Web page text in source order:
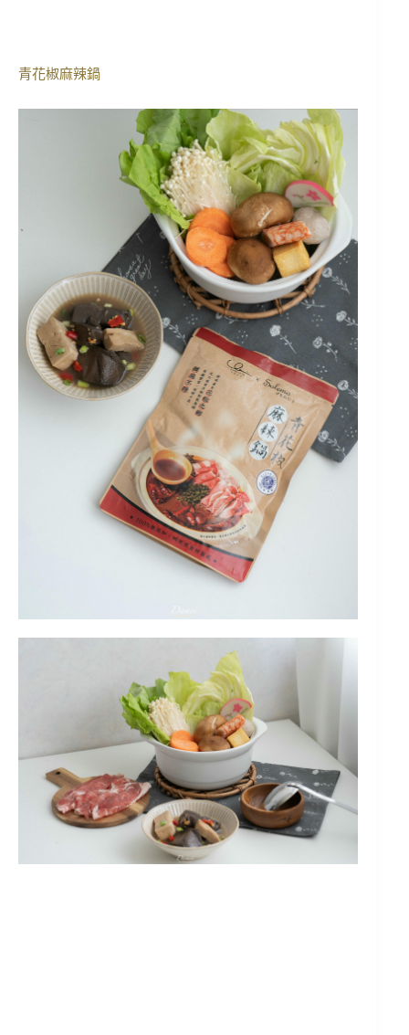
青花椒麻辣鍋